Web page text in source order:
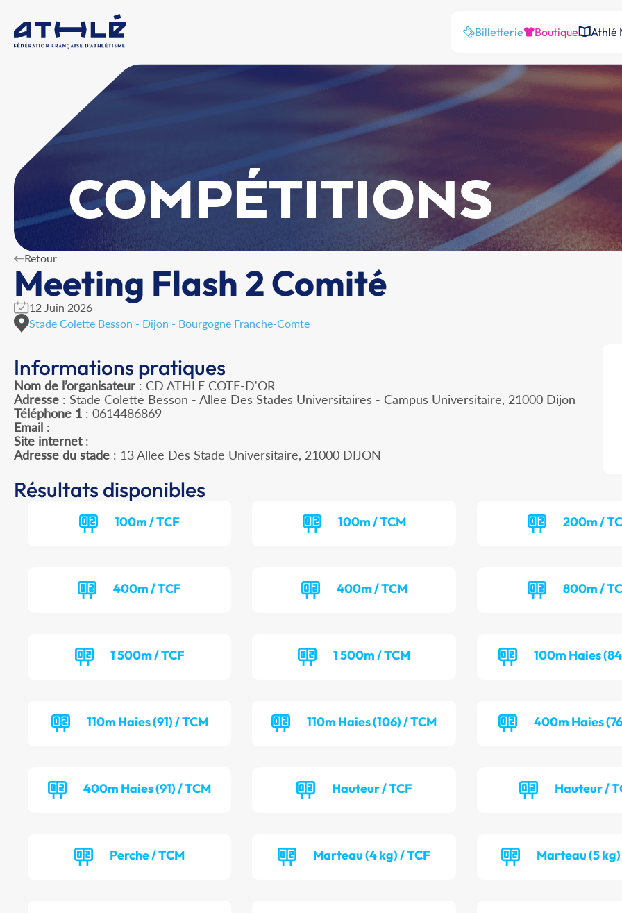
Billetterie Boutique Athlé
COMPÉTITIONS
Retour
Meeting Flash 2 Comité
12 Juin 2026
Stade Colette Besson - Dijon - Bourgogne Franche-Comte
Informations pratiques
Nom de l’organisateur : CD ATHLE COTE-D'OR
Adresse : Stade Colette Besson - Allee Des Stades Universitaires - Campus Universitaire, 21000 Dijon
Téléphone 1 : 0614486869
Email : -
Site internet: -
Adresse du stade : 13 Allee Des Stade Universitaire, 21000 DIJON
Résultats disponibles
100m / TCF 100m / TCM 200m /
400m / TCF 400m / TCM 800m /
1 500m / TCF 1 500m / TCM 100m Haies
110m Haies (91) / TCM 110m Haies (106) / TCM 400m Haies
400m Haies (91) / TCM Hauteur / TCF Hauteur /
Perche / TCM Marteau (4 kg) / TCF Marteau (5